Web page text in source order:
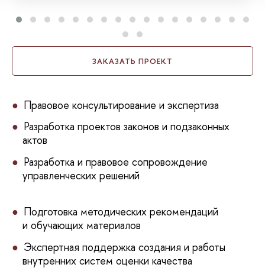
ЗАКАЗАТЬ ПРОЕКТ
Правовое консультирование и экспертиза
Разработка проектов законов и подзаконных
актов
Разработка и правовое сопровождение
управленческих решений
Подготовка методических рекомендаций
и обучающих материалов
Экспертная поддержка создания и работы
внутренних систем оценки качества